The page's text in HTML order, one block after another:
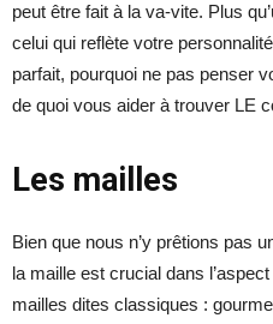
peut être fait à la va-vite. Plus
celui qui reflète votre
parfait, pourquoi ne pas penser
de quoi vous aider à trouver LE
Les mailles
Bien que nous n’y prêtions pas
la maille est crucial dans
mailles dites classiques :